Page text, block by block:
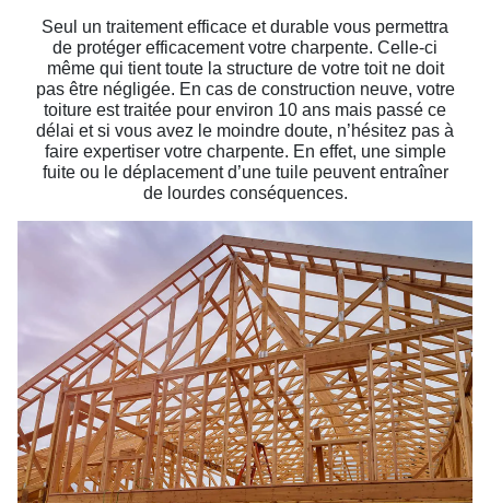
Seul un traitement efficace et durable vous permettra
de protéger efficacement votre charpente. Celle-ci
même qui tient toute la structure de votre toit ne doit
pas être négligée. En cas de construction neuve, votre
toiture est traitée pour environ 10 ans mais passé ce
délai et si vous avez le moindre doute, n’hésitez pas à
faire expertiser votre charpente. En effet, une simple
fuite ou le déplacement d’une tuile peuvent entraîner
de lourdes conséquences.